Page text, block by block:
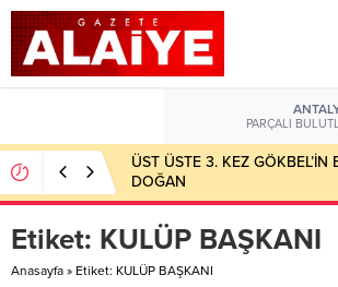
PARÇALI
ÜST ÜSTE 3. KEZ GÖKBEL’İN
DOĞAN
Etiket: KULÜP BAŞKANI
Anasayfa » Etiket: KULÜP BAŞKANI